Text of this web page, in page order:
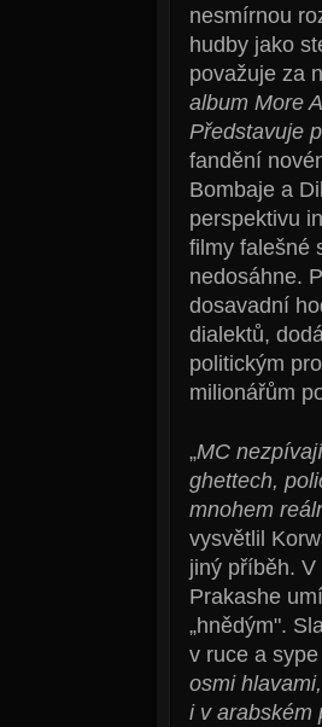
nesmírnou
hudby jako
považuje za
album More
Představuje
fandění
Bombaje a
perspektivu
filmy falešné
nedosáhne.
dosavadní
dialektů,
politickým
milionářům
„MC
ghettech,
mnohem
vysvětlil
jiný příběh.
Prakashe
„hnědým".
v ruce a
osmi
i v